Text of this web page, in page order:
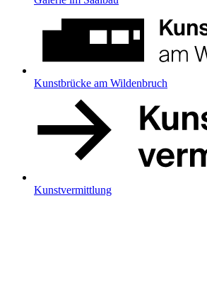
Kunstbrücke am Wildenbruch
Kunstvermittlung